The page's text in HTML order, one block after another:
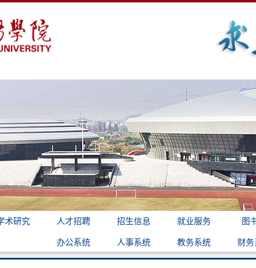
术研究 人才招聘 招生信息 就业服务 图
办公系统 人事系统 教务系统 财